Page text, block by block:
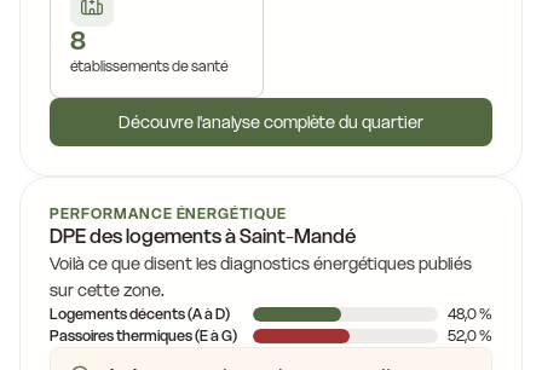
8
établissements de santé
Découvre l'analyse complète du quartier
PERFORMANCE ÉNERGÉTIQUE
DPE des logements à Saint-Mandé
Voilà ce que disent les diagnostics énergétiques publiés
sur cette zone.
Logements décents (A à D)
48,0 %
Passoires thermiques (E à G)
52,0 %